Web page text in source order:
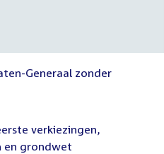
Generaal zonder
verkiezingen,
en grondwet